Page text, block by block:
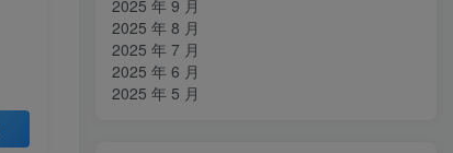
2025 年 9 月
2025 年 8 月
2025 年 7 月
2025 年 6 月
2025 年 5 月